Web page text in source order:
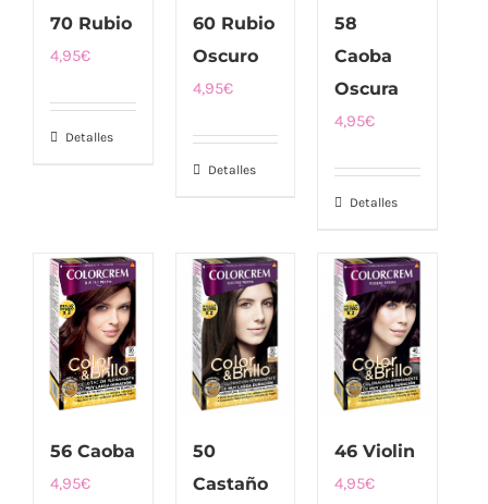
70 Rubio
4,95€
Detalles
60 Rubio
Oscuro
4,95€
Detalles
58
Caoba
Oscura
4,95€
Detalles
56 Caoba
4,95€
50
Castaño
46 Violin
4,95€